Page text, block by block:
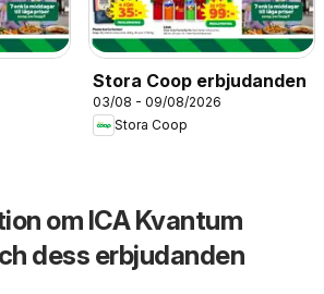
Stora Coop erbjudanden
03/08 - 09/08/2026
Stora Coop
om ICA Kvantum
dess erbjudanden